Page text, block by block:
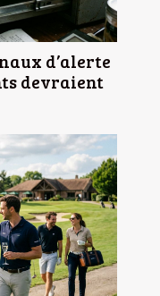
d’alerte
devraient